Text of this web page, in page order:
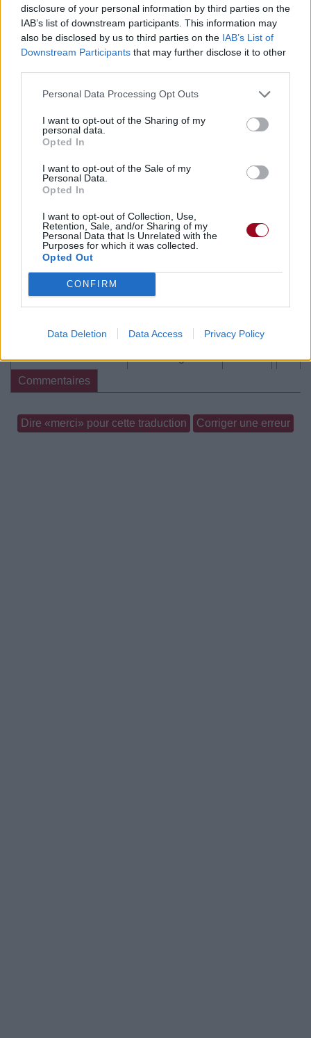
disclosure of your personal information by third parties on the
IAB’s list of downstream participants. This information may
also be disclosed by us to third parties on the IAB’s List of
Downstream Participants that may further disclose it to other
Personal Data Processing Opt Outs
I want to opt-out of the Sharing of my
personal data.
Opted In
I want to opt-out of the Sale of my
Personal Data.
Opted In
I want to opt-out of Collection, Use,
Retention, Sale, and/or Sharing of my
Personal Data that Is Unrelated with the
Purposes for which it was collected.
Opted Out
CONFIRM
Data Deletion Data Access Privacy Policy
Paroles + Traduction Téléchargement
Vidéos
Commentaires
Pour prolonger le plaisir musical :
Télécharger légalement les MP3 sur
Télécharger légalement les MP3 ou trouver le CD sur
Trouver des vinyles et des CD sur
Trouver un instrument de musique ou une partition au
meilleur prix sur
Paroles + Traduction Téléchargement
⇑
Paroles + Traduction Téléchargement
Vidéos
Commentaires
Dire «merci» pour cette traduction Corriger une erreur